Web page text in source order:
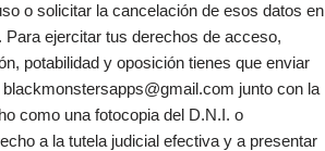
o solicitar la cancelación de esos datos en
Para ejercitar tus derechos de acceso,
potabilidad y oposición tienes que enviar
junto con la
como una fotocopia del D.N.I. o
a la tutela judicial efectiva y a presentar